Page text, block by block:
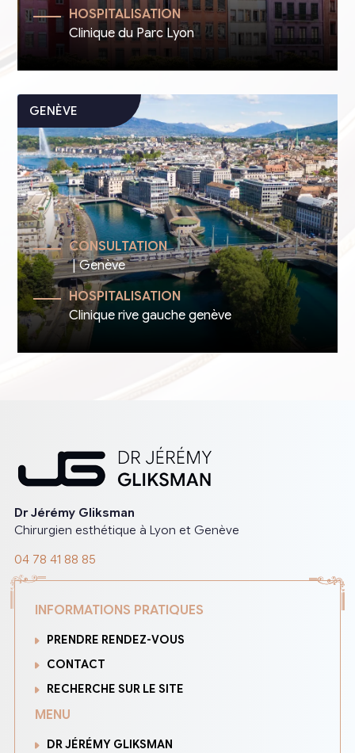
HOSPITALISATION
Clinique du Parc Lyon
CONSULTATION
| Genève
HOSPITALISATION
Clinique rive gauche genève
Dr Jérémy Gliksman
Chirurgien esthétique à Lyon et Genève
04 78 41 88 85
INFORMATIONS PRATIQUES
PRENDRE RENDEZ-VOUS
CONTACT
RECHERCHE SUR LE SITE
MENU
DR JÉRÉMY GLIKSMAN